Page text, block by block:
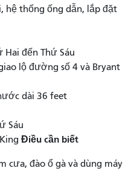
hệ thống ống dẫn, lắp đặt
Hai đến Thứ Sáu
lộ đường số 4 và Bryant
dài 36 feet
Sáu
Điều cần biết
cưa, đào ổ gà và dùng máy